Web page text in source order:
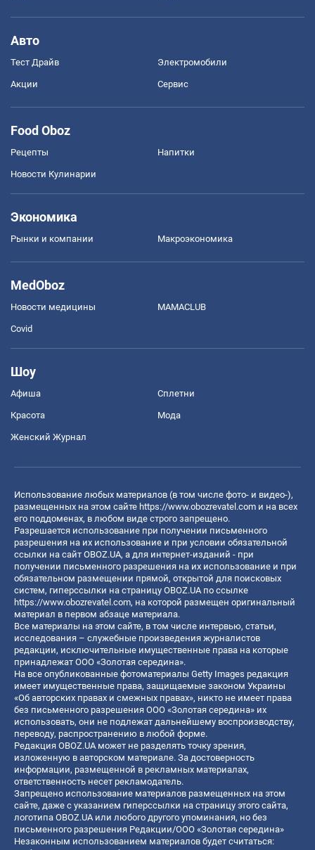
Авто
Тест Драйв Электромобили
Акции Сервис
Food Oboz
Рецепты Напитки
Новости Кулинарии
Экономика
Рынки и компании Mакроэкономика
MedOboz
Новости медицины MAMACLUB
Covid
Шоу
Афиша Сплетни
Красота Мода
Женский Журнал
Использование любых материалов (в том числе фото- и видео-),
размещенных на этом сайте https://www.obozrevatel.com и на всех
его поддоменах, в любом виде строго запрещено.
Разрешается использование при получении письменного
разрешения на их использование и при условии обязательной
ссылки на сайт OBOZ.UA, а для интернет-изданий - при
получении письменного разрешения на их использование и при
обязательном размещении прямой, открытой для поисковых
систем, гиперссылки на страницу OBOZ.UA по ссылке
https://www.obozrevatel.com, на которой размещен оригинальный
материал в первом абзаце материала.
Все материалы на этом сайте, в том числе интервью, статьи,
исследования – служебные произведения журналистов
редакции, исключительные имущественные права на которые
принадлежат ООО «Золотая середина».
На все опубликованные фотоматериалы Getty Images редакция
имеет имущественные права, защищаемые законом Украины
«Об авторских правах и смежных правах», никто не имеет права
без письменного разрешения ООО «Золотая середина» их
использовать, они не подлежат дальнейшему воспроизводству,
переводу, распространению в любой форме.
Редакция OBOZ.UA может не разделять точку зрения,
изложенную в авторском материале. За достоверность
информации, размещенной в рекламных материалах,
ответственность несет рекламодатель.
Запрещено использование материалов размещенных на этом
сайте, даже с указанием гиперссылки на страницу этого сайта,
логотипа OBOZ.UA или любого другого упоминания, но без
письменного разрешения Редакции/ООО «Золотая середина»
Незаконным использованием материалов будет считаться: